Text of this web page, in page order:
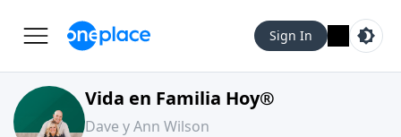
Sign In
Vida en Familia Hoy®
Dave y Ann Wilson